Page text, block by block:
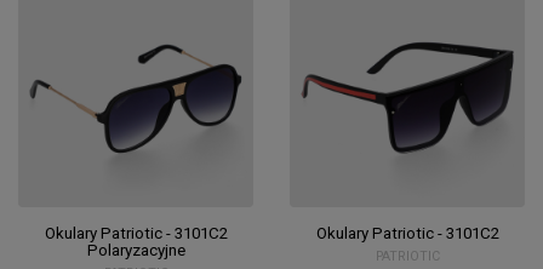
Okulary Patriotic - 3101C2
Polaryzacyjne
Okulary Patriotic - 3101C2
PATRIOTIC